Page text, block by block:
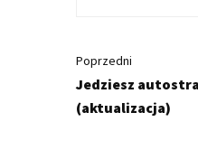
Poprzedni
Jedziesz
(aktualizacja)